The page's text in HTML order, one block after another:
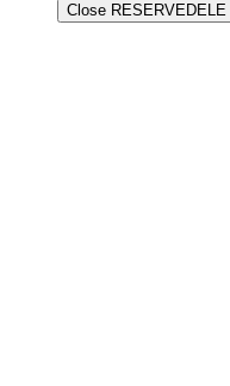
Close RESERVEDELE